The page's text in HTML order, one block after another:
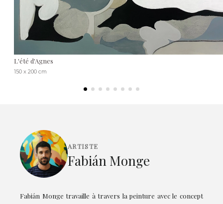
L'été d'Agnes
150 x 200 cm
ARTISTE
Fabián Monge
Fabián Monge travaille à travers la peinture avec le concept